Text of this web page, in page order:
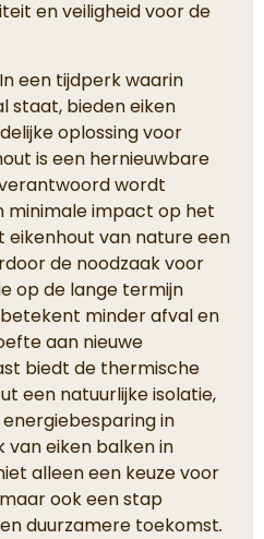
en veiligheid voor de
In een tijdperk waarin
staat, bieden eiken
oplossing voor
is een hernieuwbare
wordt
minimale impact op het
eikenhout van nature een
de noodzaak voor
op de lange termijn
minder afval en
aan nieuwe
biedt de thermische
een natuurlijke isolatie,
in
van eiken balken in
alleen een keuze voor
ook een stap
duurzamere toekomst.